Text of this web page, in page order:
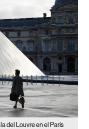
del Louvre en el París